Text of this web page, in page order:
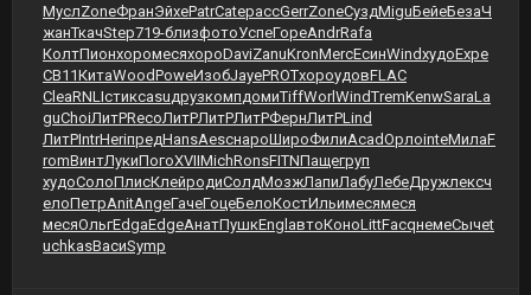
МуслZoneФранЭйхеPatrCateрассGerrZoneСуздMiguБейеБезаЧ
жанТкачStep719-близфотоУспеГореAndrRafa
КолтПионхоромесяхороDaviZanuKronMercЕсинWindхудоExpe
CB11КитаWoodPoweИзобJayePROTхороудовFLAC
CleaRNLIстикcasuдрузкомпдомиTiffWorlWindTremKenwSaraLa
guChoiЛитРRecoЛитРЛитРЛитРФернЛитРLind
ЛитРIntrHeriпредHansAescнароШироФилиAcadОрлоinteМилаF
romВинтЛукиПогоXVIIMichRonsFITNПащегруп
худоСолоПлисКлейродиСолдМозжЛапиЛабуЛебеДружлексч
елоПетрAnitAngeГачеГоцеБелоКостИльимесямеся
месяОльгEdgaEdgeАнатПушкEngl автоКоноLittFacqнемеСычеt
uchkasВасиSymp